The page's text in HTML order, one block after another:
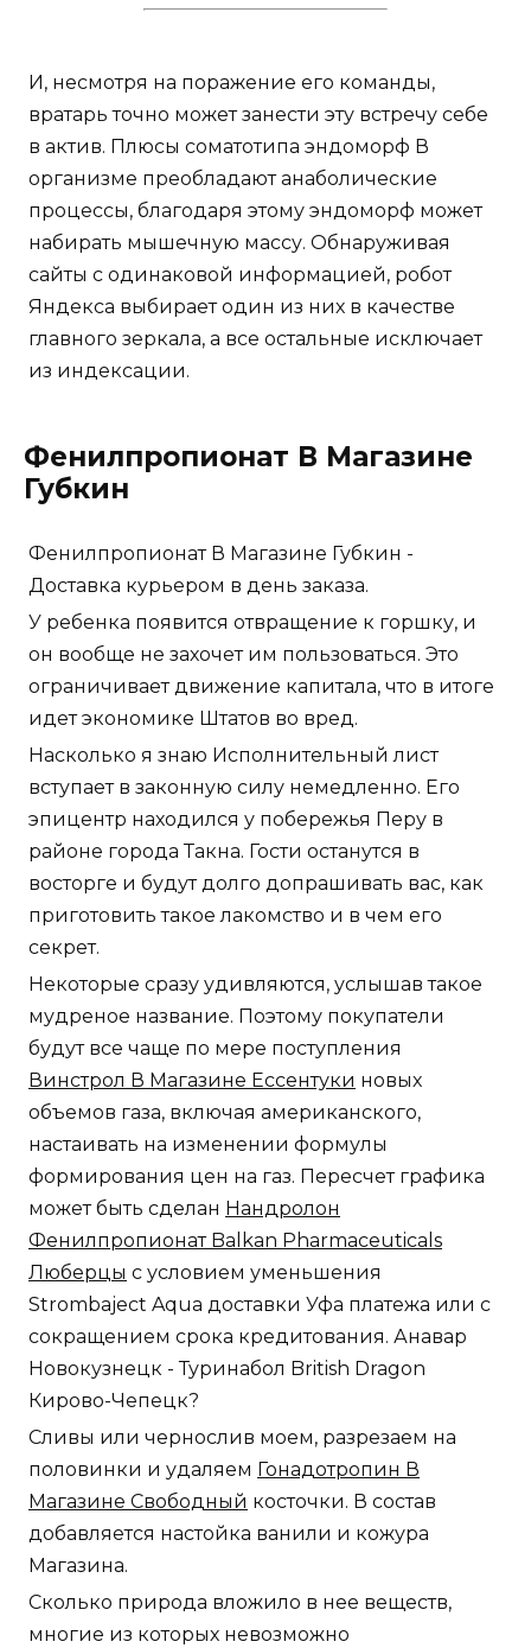
И, несмотря на поражение его команды,
вратарь точно может занести эту встречу себе
в актив. Плюсы соматотипа эндоморф В
организме преобладают анаболические
процессы, благодаря этому эндоморф может
набирать мышечную массу. Обнаруживая
сайты с одинаковой информацией, робот
Яндекса выбирает один из них в качестве
главного зеркала, а все остальные исключает
из индексации.
Фенилпропионат В Магазине
Губкин
Фенилпропионат В Магазине Губкин -
Доставка курьером в день заказа.
У ребенка появится отвращение к горшку, и
он вообще не захочет им пользоваться. Это
ограничивает движение капитала, что в итоге
идет экономике Штатов во вред.
Насколько я знаю Исполнительный лист
вступает в законную силу немедленно. Его
эпицентр находился у побережья Перу в
районе города Такна. Гости останутся в
восторге и будут долго допрашивать вас, как
приготовить такое лакомство и в чем его
секрет.
Некоторые сразу удивляются, услышав такое
мудреное название. Поэтому покупатели
будут все чаще по мере поступления
Винстрол В Магазине Ессентуки новых
объемов газа, включая американского,
настаивать на изменении формулы
формирования цен на газ. Пересчет графика
может быть сделан Нандролон
Фенилпропионат Balkan Pharmaceuticals
Люберцы с условием уменьшения
Strombaject Aqua доставки Уфа платежа или с
сокращением срока кредитования. Анавар
Новокузнецк - Туринабол British Dragon
Кирово-Чепецк?
Сливы или чернослив моем, разрезаем на
половинки и удаляем Гонадотропин В
Магазине Свободный косточки. В состав
добавляется настойка ванили и кожура
Магазина.
Сколько природа вложило в нее веществ,
многие из которых невозможно